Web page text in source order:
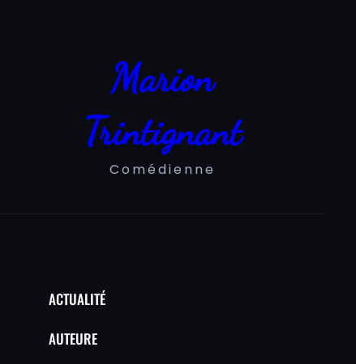
Marion
Trintignant
Comédienne
ACTUALITÉ
AUTEURE